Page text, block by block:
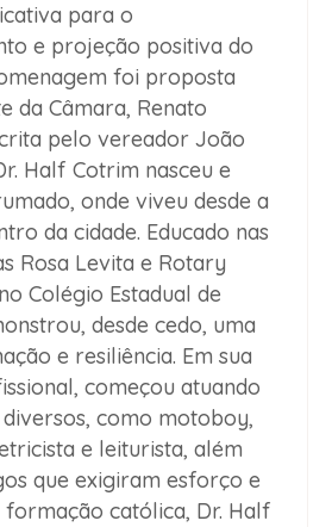
para o
e projeção positiva do
foi proposta
da Câmara, Renato
pelo vereador João
Half Cotrim nasceu e
onde viveu desde a
da cidade. Educado nas
Rosa Levita e Rotary
Colégio Estadual de
desde cedo, uma
e resiliência. Em sua
começou atuando
como motoboy,
e leiturista, além
que exigiram esforço e
formação católica, Dr. Half